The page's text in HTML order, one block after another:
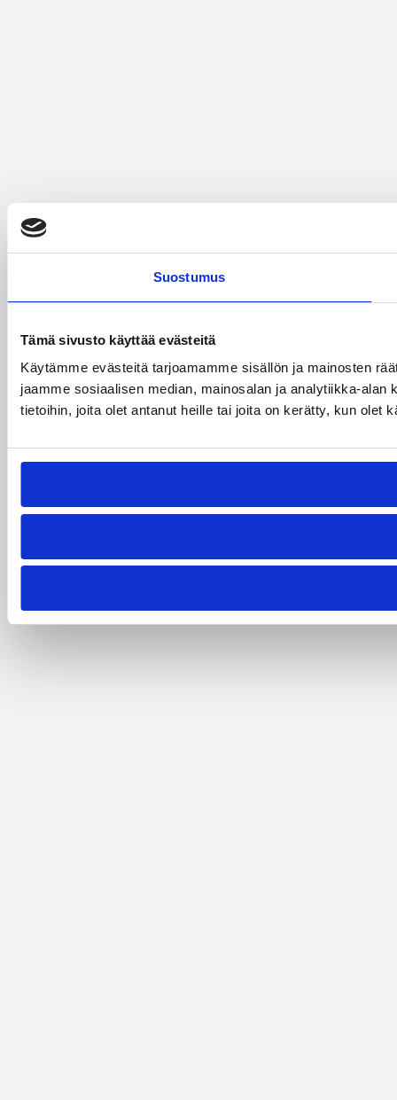
Suostumus
Tämä sivusto käyttää evästeitä
Käytämme evästeitä tarjoamamme sisällön ja mainosten
jaamme sosiaalisen median, mainosalan ja analytiikka-
tietoihin, joita olet antanut heille tai joita on kerätty, kun olet